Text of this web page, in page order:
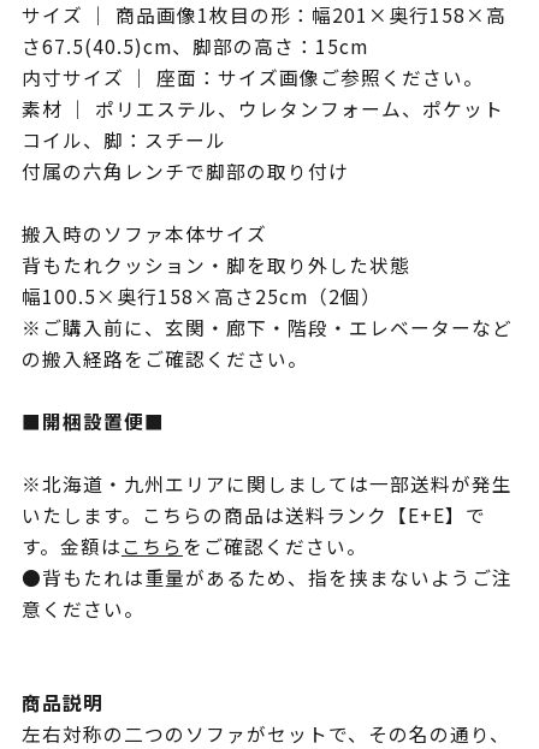
サイズ ｜ 商品画像1枚目の形：幅201×奥行158×高
さ67.5(40.5)cm、脚部の高さ：15cm
内寸サイズ ｜ 座面：サイズ画像ご参照ください。
素材 ｜ ポリエステル、ウレタンフォーム、ポケット
コイル、脚：スチール
付属の六角レンチで脚部の取り付け
搬入時のソファ本体サイズ
背もたれクッション・脚を取り外した状態
幅100.5×奥行158×高さ25cm（2個）
※ご購入前に、玄関・廊下・階段・エレベーターなど
の搬入経路をご確認ください。
■開梱設置便■
※北海道・九州エリアに関しましては一部送料が発生
いたします。こちらの商品は送料ランク【E+E】で
す。金額はこちらをご確認ください。
●背もたれは重量があるため、指を挟まないようご注
意ください。
商品説明
左右対称の二つのソファがセットで、その名の通り、